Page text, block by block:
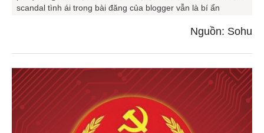
scandal tình ái trong bài đăng của blogger vẫn là bí ẩn
Nguồn: Sohu